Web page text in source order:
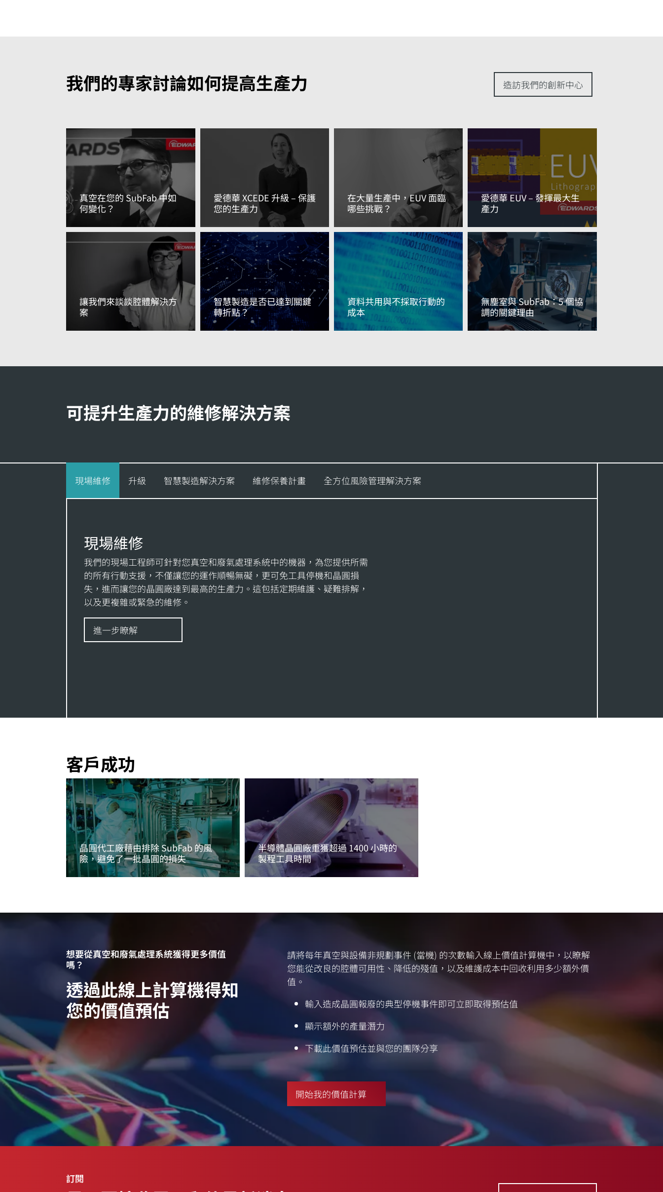
我們的專家討論如何提高生產力 造訪我們的創新中心
真空在您的 SubFab 中如
何變化？
愛德華 XCEDE 升級 – 保護
您的生產力
閱讀更多資訊
在大量生產中，EUV 面臨
哪些挑戰？
閱讀更多資訊
愛德華 EUV – 發揮最大生
產力
閱讀更多資訊
讓我們來談談腔體解決方
案
智慧製造是否已達到關鍵
轉折點？
資料共用與不採取行動的
成本
無塵室與 SubFab：5 個協
調的關鍵理由
可提升生產力的維修解決方案
現場維修 升級 智慧製造解決方案 維修保養計畫 全方位風險管理解決方案
現場維修
我們的現場工程師可針對您真空和廢氣處理系統中的機器，為您提供所需
的所有行動支援，不僅讓您的運作順暢無礙，更可免工具停機和晶圓損
失，進而讓您的晶圓廠達到最高的生產力。這包括定期維護、疑難排解，
以及更複雜或緊急的維修。
進一步瞭解
客戶成功
晶圓代工廠藉由排除 SubFab 的風
險，避免了一批晶圓的損失
半導體晶圓廠重獲超過 1400 小時的
製程工具時間
想要從真空和廢氣處理系統獲得更多價值
嗎？
透過此線上計算機得知
您的價值預估
請將每年真空與設備非規劃事件 (當機) 的次數輸入線上價值計算機中，以瞭解
您能從改良的腔體可用性、降低的殘值，以及維護成本中回收利用多少額外價
值。
輸入造成晶圓報廢的典型停機事件即可立即取得預估值
顯示額外的產量潛力
下載此價值預估並與您的團隊分享
開始我的價值計算
訂閱